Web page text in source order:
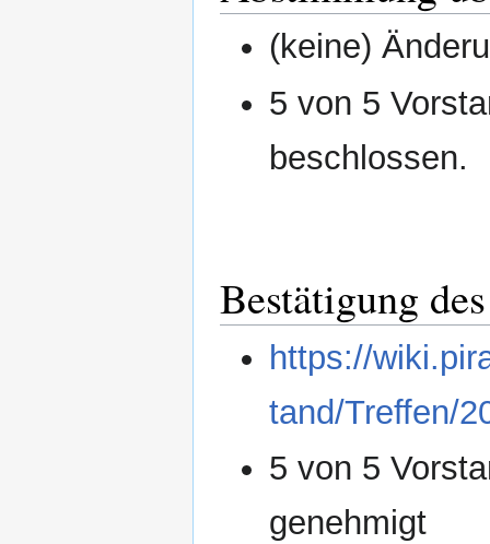
(keine)
5 von 5
beschlossen.
Bestätigung
https://
tand/Treffen/
5 von 5
genehmigt